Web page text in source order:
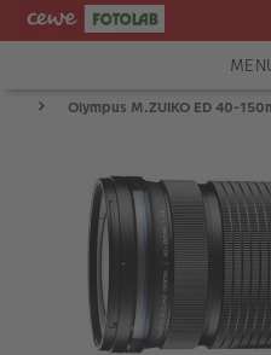
FOTOAPARÁTY
TISKÁRNY A SKENERY
Olympus M.ZUIKO ED 40-